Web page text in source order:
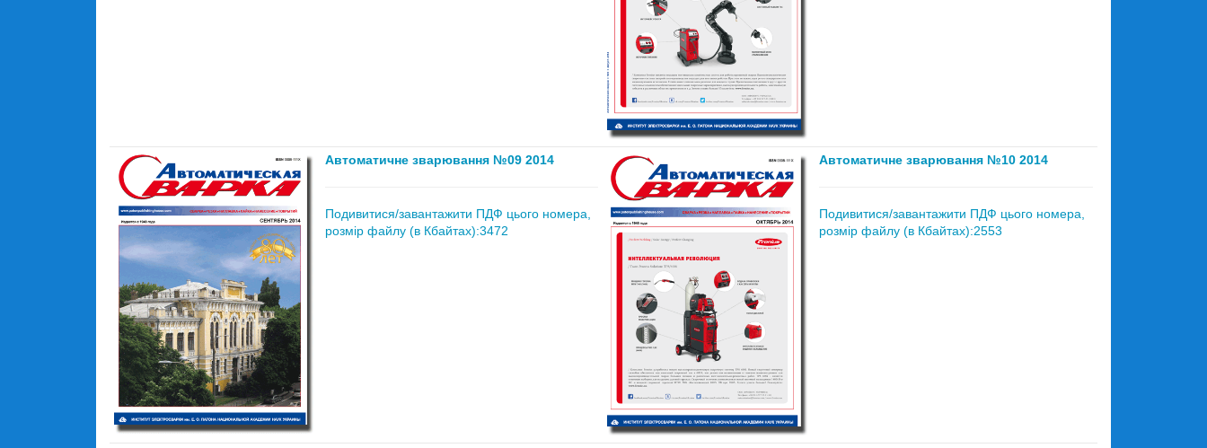
Автоматичне зварювання №09 2014
Подивитися/завантажити ПДФ цього номера,
розмір файлу (в Кбайтах):3472
Автоматичне зварювання №10 2014
Подивитися/завантажити ПДФ цього номера,
розмір файлу (в Кбайтах):2553